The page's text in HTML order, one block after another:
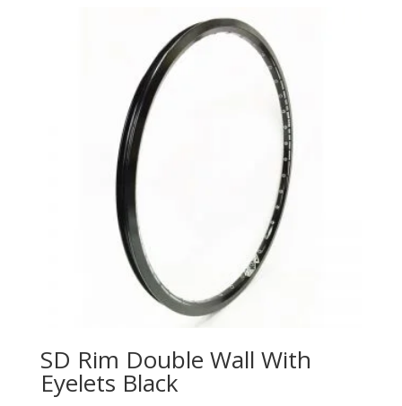
SD Rim Double Wall With
Eyelets Black